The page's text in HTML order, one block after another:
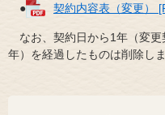
● 契約内容表（変更）
なお、契約日から1年（変更
年）を経過したものは削除しま